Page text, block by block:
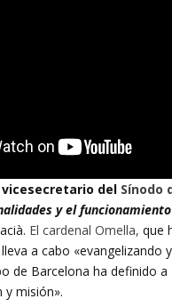
vicesecretario del Sínodo
y el
El cardenal Omella, que
a cabo «evangelizando
de Barcelona ha definido
y misión».